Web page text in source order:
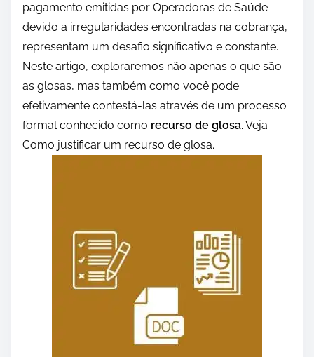
pagamento emitidas por Operadoras de Saúde
devido a irregularidades encontradas na cobrança,
representam um desafio significativo e constante.
Neste artigo, exploraremos não apenas o que são
as glosas, mas também como você pode
efetivamente contestá-las através de um processo
formal conhecido como recurso de glosa. Veja
Como justificar um recurso de glosa.